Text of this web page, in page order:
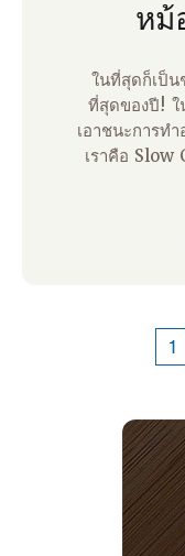
หม้
ในที่สุดก็เป็น
ที่สุดของปี!
เอาชนะการทํ
เราคือ Slow
1